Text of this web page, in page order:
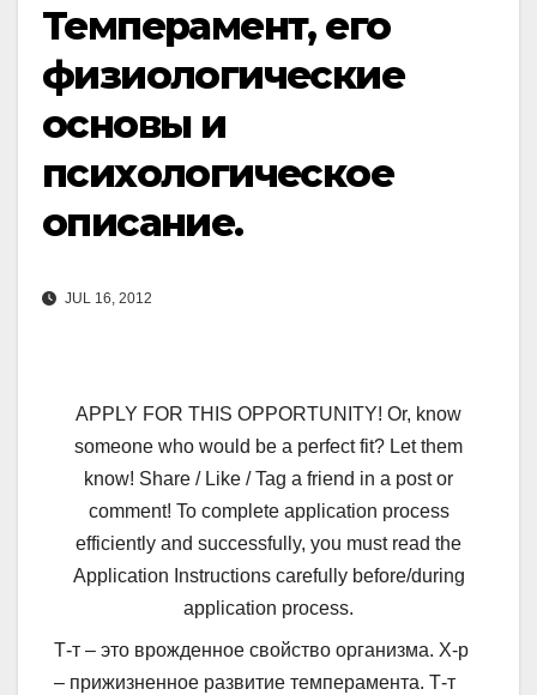
Темперамент, его
физиологические
основы и
психологическое
описание.
JUL 16, 2012
APPLY FOR THIS OPPORTUNITY! Or, know
someone who would be a perfect fit? Let them
know! Share / Like / Tag a friend in a post or
comment! To complete application process
efficiently and successfully, you must read the
Application Instructions carefully before/during
application process.
Т-т – это врожденное свойство организма. Х-р
– прижизненное развитие темперамента. Т-т